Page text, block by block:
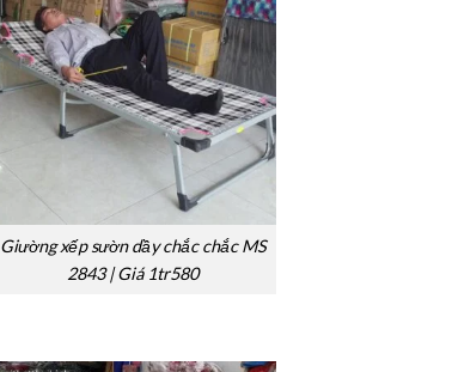
Giường xếp sườn dầy chắc chắc MS
2843 | Giá 1tr580